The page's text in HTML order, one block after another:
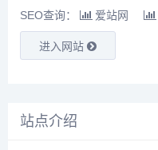
SEO查询：
爱站网
进入网站
站点介绍